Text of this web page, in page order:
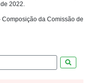
2022.
Composição da Comissão de